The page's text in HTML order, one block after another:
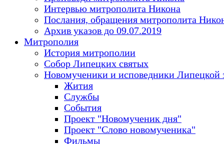
Интервью митрополита Никона
Послания, обращения митрополита
Архив указов до 09.07.2019
Митрополия
История митрополии
Собор Липецких святых
Новомученики и исповедники Липецкой
Жития
Службы
События
Проект "Новомученик дня"
Проект "Слово новомученика"
Фильмы